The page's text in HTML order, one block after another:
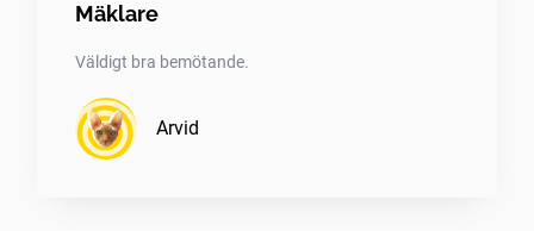
Mäklare
Väldigt bra bemötande.
Arvid